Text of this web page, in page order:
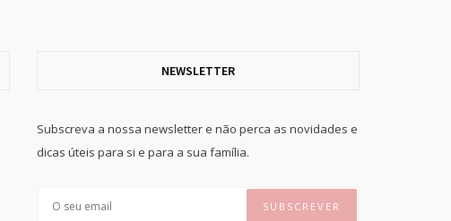
NEWSLETTER
Subscreva a nossa newsletter e não perca as novidades e
dicas úteis para si e para a sua família.